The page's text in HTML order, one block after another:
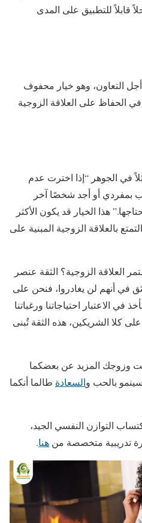
قابلاً للتطبيق على المدى
أجل التعاون، وهو خيار محفوف
على العلاقة الزوجية
في الجوهر “إذا اخترت عدم
بمفردي أو أجد شخصًا آخر
هذا الخيار قد يكون الأكثر
بالعلاقة الزوجية المبنية على
العلاقة الزوجية؟ الثقة عنصر
في أنهم لن يغادروا، فنحن على
الاعتبار احتياجاتنا ورغباتنا
كلا الشريكين، هذه الثقة تُبنى
وزوجك المزيد عن بعضكما
بالحب والسعادة طالما أنكما
التوازن النفسي الجيد،
تدريبية متخصصة من هنا.